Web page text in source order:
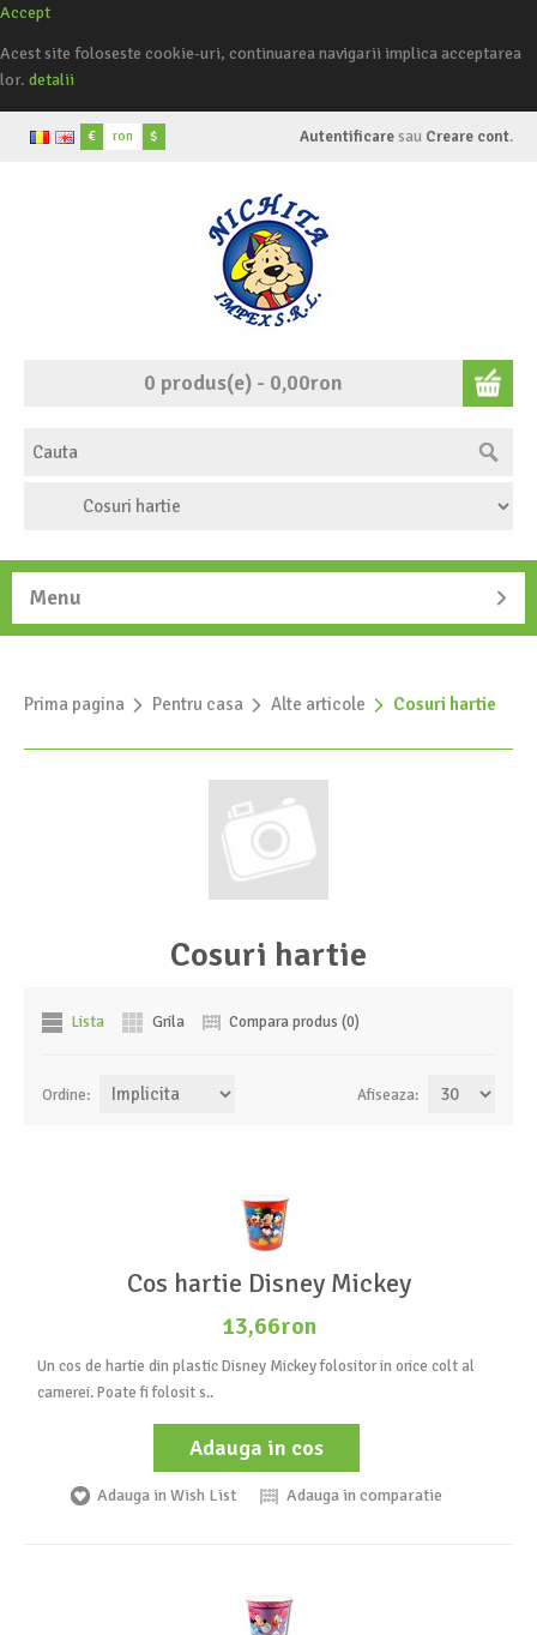
Accept
Acest site foloseste cookie-uri, continuarea navigarii implica acceptarea
lor. detalii
€ ron $ Autentificare sau Creare cont.
0 produs(e) - 0,00ron
Menu
Prima pagina » Pentru casa » Alte articole » Cosuri hartie
Cosuri hartie
Lista Grila Compara produs (0)
Afiseaza:
Ordine:
Cos hartie Disney Mickey
13,66ron
Un cos de hartie din plastic Disney Mickey folositor in orice colt al
camerei. Poate fi folosit s..
Adauga in cos
Adauga in Wish List Adauga in comparatie